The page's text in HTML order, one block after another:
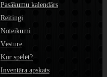
Pasākumu kalendārs
Reitingi
Noteikumi
Vēsture
Kur spēlēt?
Inventāra apskats